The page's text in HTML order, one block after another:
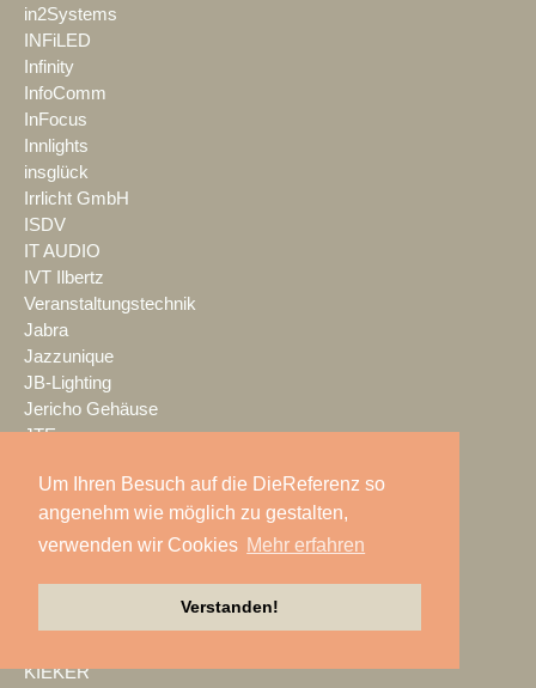
Um Ihren Besuch auf die DieReferenz so
angenehm wie möglich zu gestalten,
verwenden wir Cookies Mehr erfahren
Verstanden!
in2Systems
INFiLED
Infinity
InfoComm
InFocus
Innlights
insglück
Irrlicht GmbH
ISDV
IT AUDIO
IVT Ilbertz
Veranstaltungstechnik
Jabra
Jazzunique
JB-Lighting
Jericho Gehäuse
JTE
K.M.E.
K24 Technik & Vertrieb GmbH
Kaiser Showtechnik
KIEKER